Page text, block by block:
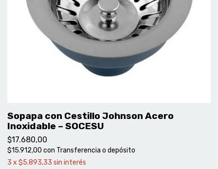
Sopapa con Cestillo Johnson Acero
Inoxidable – SOCESU
$17.680,00
$15.912,00 con Transferencia o depósito
3 x $5.893,33 sin interés